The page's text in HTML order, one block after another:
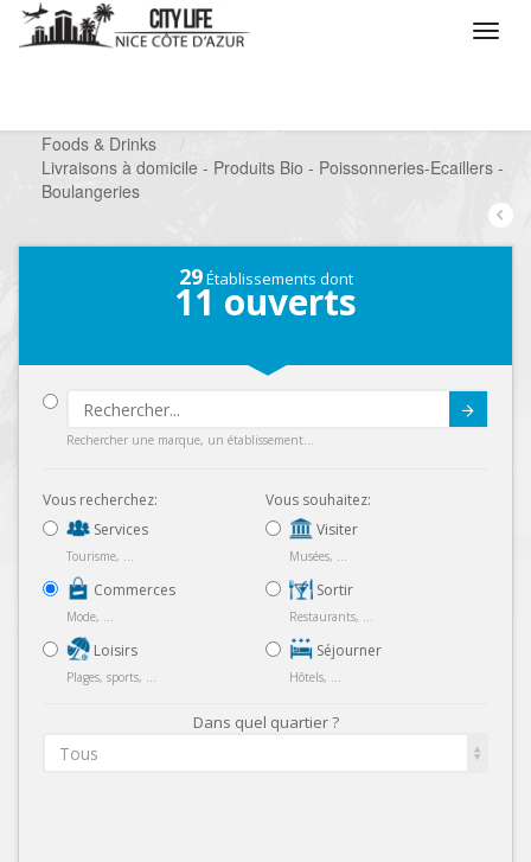
Foods & Drinks
/
Livraisons à domicile - Produits Bio - Poissonneries-Ecaillers -
Boulangeries
29Établissements dont
11 ouverts
Rechercher une marque, un établissement...
Vous recherchez:
Services
Tourisme, ...
Commerces
Mode, ...
Loisirs
Plages, sports, ...
Vous souhaitez:
Visiter
Musées, ...
Sortir
Restaurants, ...
Séjourner
Hôtels, ...
Dans quel quartier ?
Tous